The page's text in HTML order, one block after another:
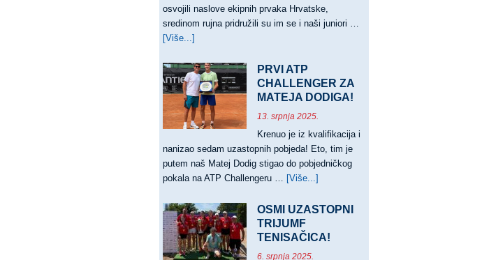
osvojili naslove ekipnih prvaka Hrvatske,
sredinom rujna pridružili su im se i naši juniori …
[Više...]
PRVACI,
JUNIORKE
VICEPRVAKINJE
HRVATSKE
PRVI ATP
CHALLENGER ZA
MATEJA DODIGA!
13. srpnja 2025.
Krenuo je iz kvalifikacija i
nanizao sedam uzastopnih pobjeda! Eto, tim je
putem naš Matej Dodig stigao do pobjedničkog
pokala na ATP Challengeru … [Više...]
ATP
ZA
OSMI UZASTOPNI
TRIJUMF
TENISAČICA!
6. srpnja 2025.